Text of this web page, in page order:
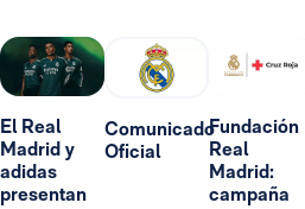
El Real
Madrid y
adidas
presentan
Comunicado
Oficial
Fundación
Real
Madrid:
campaña